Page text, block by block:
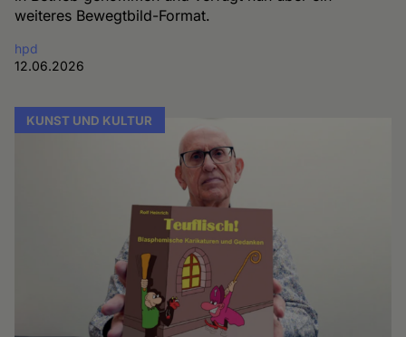
weiteres Bewegtbild-Format.
hpd
12.06.2026
KUNST UND KULTUR